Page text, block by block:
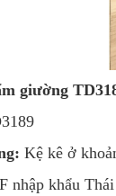
giường
Kệ kê ở
nhập khẩu